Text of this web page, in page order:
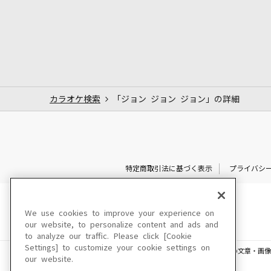
カラオケ検索 「ジョン ジョン ジョン」の詳細
特定商取引法に基づく表示 プライバシ
このサイトに掲載されている一切の文章・画
We use cookies to improve your experience on
our website, to personalize content and ads and
to analyze our traffic. Please click [Cookie
Settings] to customize your cookie settings on
our website.